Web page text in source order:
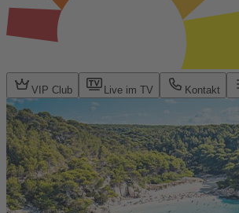
VIP Club Live im TV Kontakt